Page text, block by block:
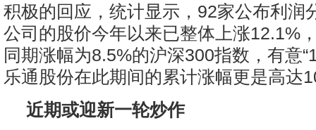
积极的回应，统计显示，92家公布利润
公司的股价今年以来已整体上涨12.1%
同期涨幅为8.5%的沪深300指数，有意
乐通股份在此期间的累计涨幅更是高达
近期或迎新一轮炒作